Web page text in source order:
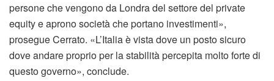
persone che vengono da Londra del settore del private
equity e aprono società che portano investimenti»,
prosegue Cerrato. «L’Italia è vista dove un posto sicuro
dove andare proprio per la stabilità percepita molto forte di
questo governo», conclude.